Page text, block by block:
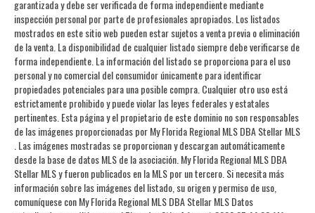
garantizada y debe ser verificada de forma independiente mediante
inspección personal por parte de profesionales apropiados. Los listados
mostrados en este sitio web pueden estar sujetos a venta previa o eliminación
de la venta. La disponibilidad de cualquier listado siempre debe verificarse de
forma independiente. La información del listado se proporciona para el uso
personal y no comercial del consumidor únicamente para identificar
propiedades potenciales para una posible compra. Cualquier otro uso está
estrictamente prohibido y puede violar las leyes federales y estatales
pertinentes. Esta página y el propietario de este dominio no son responsables
de las imágenes proporcionadas por My Florida Regional MLS DBA Stellar MLS
. Las imágenes mostradas se proporcionan y descargan automáticamente
desde la base de datos MLS de la asociación. My Florida Regional MLS DBA
Stellar MLS y fueron publicados en la MLS por un tercero. Si necesita más
información sobre las imágenes del listado, su origen y permiso de uso,
comuníquese con My Florida Regional MLS DBA Stellar MLS Datos